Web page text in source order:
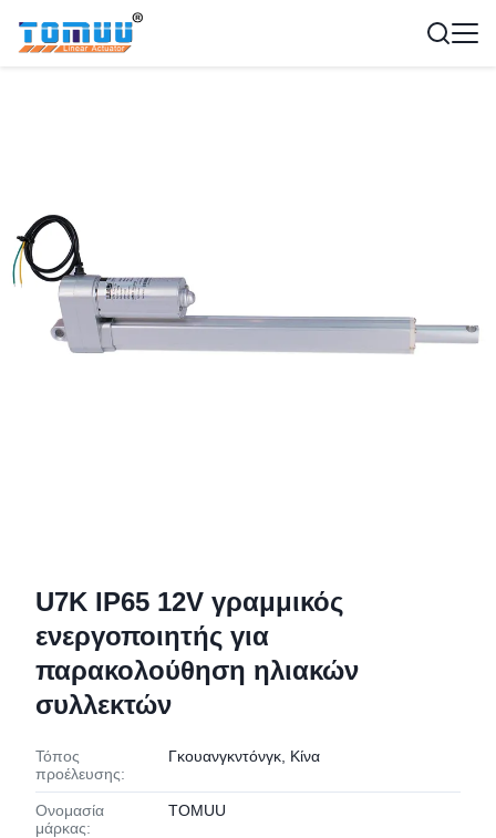
U7K IP65 12V γραμμικός
ενεργοποιητής για
παρακολούθηση ηλιακών
συλλεκτών
Τόπος
προέλευσης:
Γκουανγκντόνγκ, Κίνα
Ονομασία
μάρκας:
TOMUU